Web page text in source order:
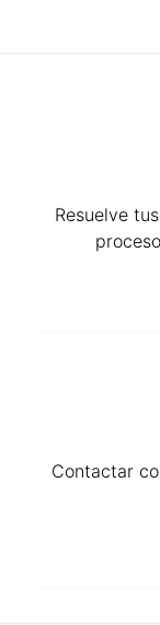
Resuelve
Contactar